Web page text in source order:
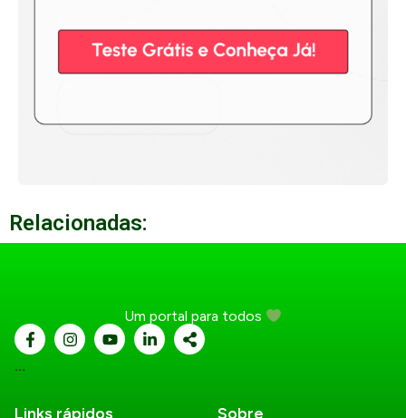
Relacionadas:
Um portal para todos
...
Links rápidos Sobre